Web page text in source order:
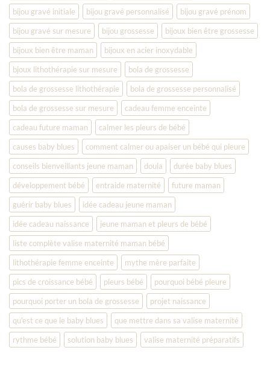
bijou gravé initiale
bijou gravé personnalisé
bijou gravé prénom
bijou gravé sur mesure
bijou grossesse
bijoux bien être grossesse
bijoux bien être maman
bijoux en acier inoxydable
bjoux lithothérapie sur mesure
bola de grossesse
bola de grossesse lithothérapie
bola de grossesse personnalisé
bola de grossesse sur mesure
cadeau femme enceinte
cadeau future maman
calmer les pleurs de bébé
causes baby blues
comment calmer ou apaiser un bébé qui pleure
conseils bienveillants jeune maman
doula
durée baby blues
développement bébé
entraide maternité
future maman
guérir baby blues
idée cadeau jeune maman
idée cadeau naissance
jeune maman et pleurs de bébé
liste complète valise maternité maman bébé
lithothérapie femme enceinte
mythe mère parfaite
pics de croissance bébé
pleurs bébé
pourquoi bébé pleure
pourquoi porter un bola de grossesse
projet naissance
qu'est ce que le baby blues
que mettre dans sa valise maternité
rythme bébé
solution baby blues valise maternité préparatifs